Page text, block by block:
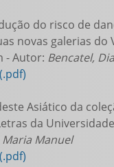
do risco de
novas galerias do
- Autor: Bencatel,
Asiático da
da
Maria Manuel